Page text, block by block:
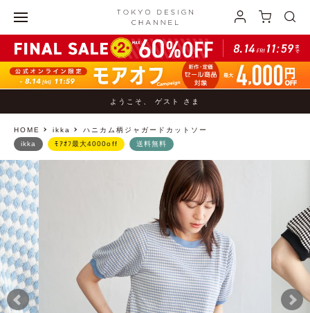
ようこそ、 ゲスト さま
HOME ikka ハニカム柄ジャガードカットソー
ikka ﾓｱｵﾌ最大4000off 送料無料